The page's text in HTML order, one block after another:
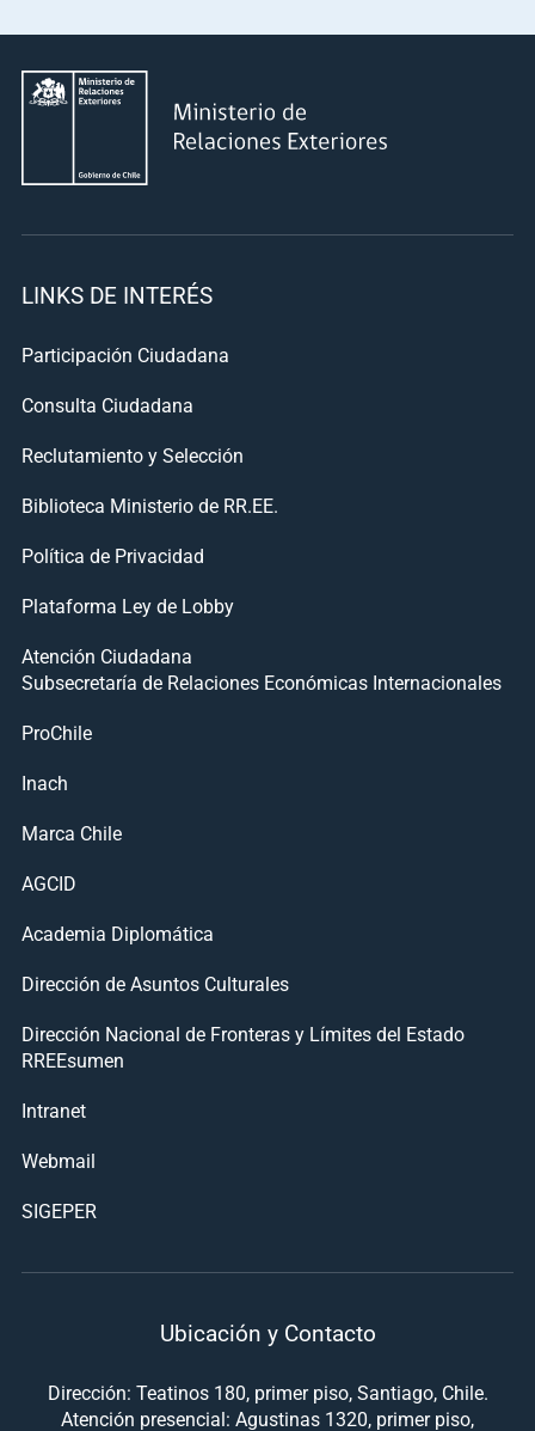
LINKS DE INTERÉS
Participación Ciudadana
Consulta Ciudadana
Reclutamiento y Selección
Biblioteca Ministerio de RR.EE.
Política de Privacidad
Plataforma Ley de Lobby
Atención Ciudadana
Subsecretaría de Relaciones Económicas Internacionales
ProChile
Inach
Marca Chile
AGCID
Academia Diplomática
Dirección de Asuntos Culturales
Dirección Nacional de Fronteras y Límites del Estado
RREEsumen
Intranet
Webmail
SIGEPER
Ubicación y Contacto
Dirección: Teatinos 180, primer piso, Santiago, Chile.
Atención presencial: Agustinas 1320, primer piso,